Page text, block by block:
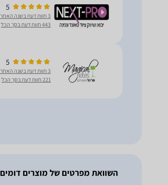
5
3 חוות דעת בשנה האחרונה
443 חוות דעת בסך הכל
5
3 חוות דעת בשנה האחרונה
221 חוות דעת בסך הכל
השוואת מפרטים של מוצרים דומים